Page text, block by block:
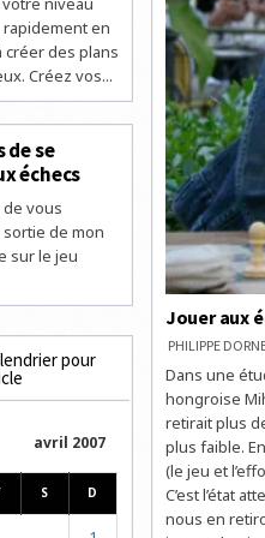
Jouer aux
PHILIPPE
Dans une
hongroise
retirait plus
plus faible.
(le jeu et
C’est l’état
nous en
en
créer des plans
Créez vos...
de se
échecs
de vous
de mon
sur le jeu
pour
avril 2007
S D